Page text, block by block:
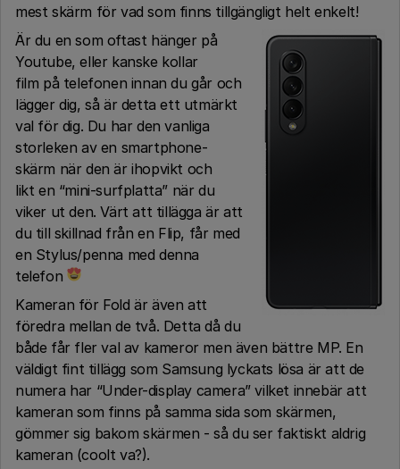
mest skärm för vad som finns tillgängligt helt enkelt!
Är du en som oftast hänger på
Youtube, eller kanske kollar
film på telefonen innan du går och
lägger dig, så är detta ett utmärkt
val för dig. Du har den vanliga
storleken av en smartphone-
skärm när den är ihopvikt och
likt en “mini-surfplatta” när du
viker ut den. Värt att tillägga är att
du till skillnad från en Flip, får med
en Stylus/penna med denna
telefon
Kameran för Fold är även att
föredra mellan de två. Detta då du
både får fler val av kameror men även bättre MP. En
väldigt fint tillägg som Samsung lyckats lösa är att de
numera har “Under-display camera” vilket innebär att
kameran som finns på samma sida som skärmen,
gömmer sig bakom skärmen - så du ser faktiskt aldrig
kameran (coolt va?).